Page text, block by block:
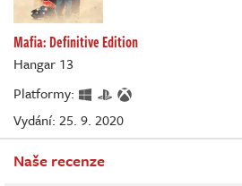
Mafia: Definitive Edition
Hangar 13
Platformy:
Vydání: 25. 9. 2020
Naše recenze